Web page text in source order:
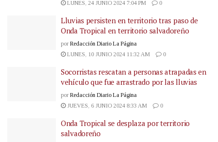
LUNES, 24 JUNIO 2024 7:04 PM
0
Lluvias persisten en territorio tras paso de
Onda Tropical en territorio salvadoreño
por Redacción Diario La Página
LUNES, 10 JUNIO 2024 11:32 AM
0
Socorristas rescatan a personas atrapadas en
vehículo que fue arrastrado por las lluvias
por Redacción Diario La Página
JUEVES, 6 JUNIO 2024 8:33 AM
0
Onda Tropical se desplaza por territorio
salvadoreño